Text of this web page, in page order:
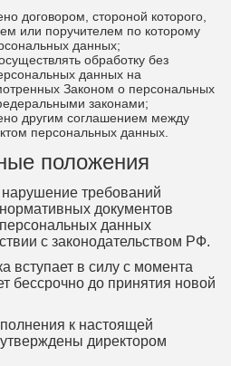
договором, стороной которого,
или поручителем по которому
данных;
обработку без
данных на
Законом о персональных
законами;
другим соглашением между
персональных данных.
положения
нарушение требований
документов
данных
с законодательством РФ.
вступает в силу с момента
бессрочно до принятия новой
к настоящей
директором